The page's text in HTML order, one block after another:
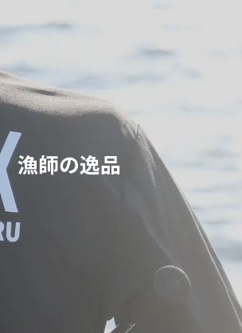
漁師の逸品